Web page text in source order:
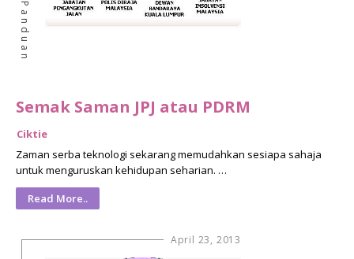
Panduan
Semak Saman JPJ atau PDRM
Ciktie
Zaman serba teknologi sekarang memudahkan sesiapa sahaja
untuk menguruskan kehidupan seharian. …
Read More..
April 23, 2013